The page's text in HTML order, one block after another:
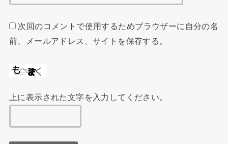
次回のコメントで使用するためブラウザーに自分の名
前、メールアドレス、サイトを保存する。
上に表示された文字を入力してください。